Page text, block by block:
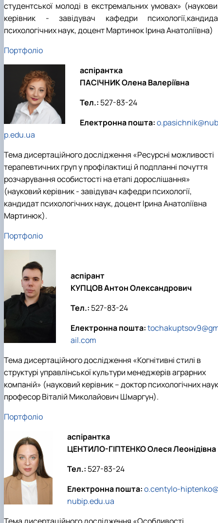
студентської молоді в екстремальних умовах»
керівник - завідувач кафедри
психологічних наук, доцент Мартинюк Ірина Анатоліївна)
Портфоліо
аспірантка
ПАСІЧНИК Олена Валеріївна
Тел.: 527-83-24
Електронна пошта:
p.edu.ua
Тема дисертаційного дослідження «Ресурсні можливості
терапевтичних груп у профілактиці й подпланні почуття
розчарування особистості на етапі дорослішання»
(науковий керівник - завідувач кафедри психології,
кандидат психологічних наук, доцент Ірина Анатоліївна
Мартинюк).
Портфоліо
аспірант
КУПЦОВ Антон Олександрович
Тел.: 527-83-24
Електронна пошта:
ail.com
Тема дисертаційного дослідження «Когнітивні стилі в
структурі управлінської культури менеджерів аграрних
компаній» (науковий керівник – доктор психологічних
професор Віталій Миколайович Шмаргун).
Портфоліо
аспірантка
ЦЕНТИЛО-ГІПТЕНКО Олеся Леонідівна
Тел.: 527-83-24
Електронна пошта:o.centylo-
nubip.edu.ua